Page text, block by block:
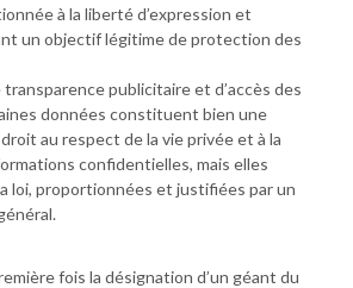
à la liberté d’expression et
un objectif légitime de protection des
publicitaire et d’accès des
données constituent bien une
au respect de la vie privée et à la
confidentielles, mais elles
loi, proportionnées et justifiées par un
fois la désignation d’un géant du